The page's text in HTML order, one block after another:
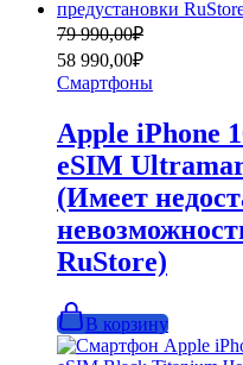
79 990,00₽
Первоначальная
цена
составляла
79
990,00₽.
58 990,00₽
Текущая
цена:
58
990,00₽.
Смартфоны
Apple iPhone
eSIM
(Имеет
RuStore)
В корзину